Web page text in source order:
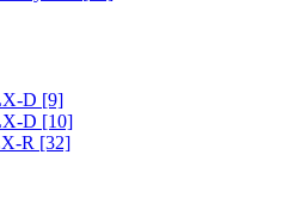
D [9]
D [10]
R [32]